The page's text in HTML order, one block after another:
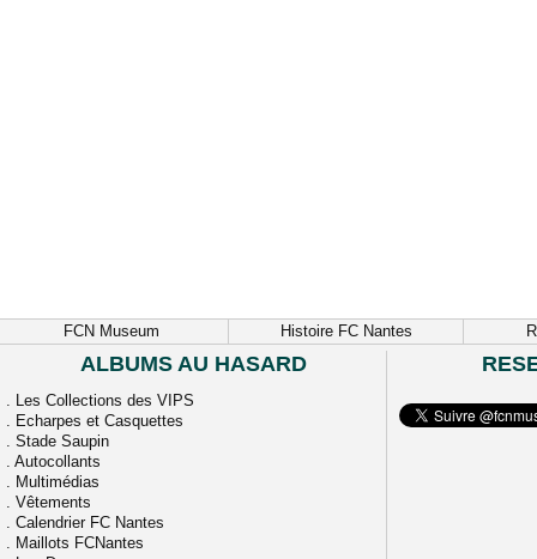
FCN Museum Histoire FC Nantes
ALBUMS AU HASARD
. Les Collections des VIPS
. Echarpes et Casquettes
. Stade Saupin
. Autocollants
. Multimédias
. Vêtements
. Calendrier FC Nantes
. Maillots FCNantes